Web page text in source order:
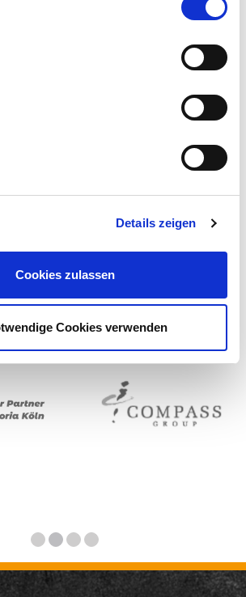
unsere Webseite weiterhin nutzen.
Details zeigen
Cookies zulassen
Cookies verwenden